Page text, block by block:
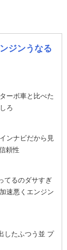
ジンうなる
ーボ車と比べた
ろ
ンナビだから見
頼性
てるのダサすぎ
速悪くエンジン
したふつう並 プ